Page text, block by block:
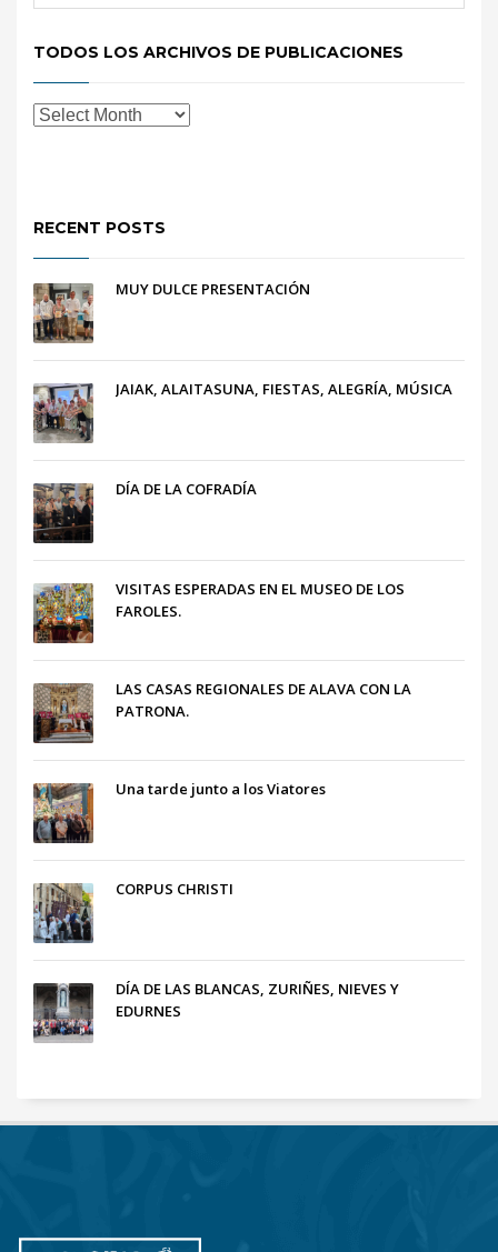
TODOS LOS ARCHIVOS DE PUBLICACIONES
RECENT POSTS
MUY DULCE PRESENTACIÓN
JAIAK, ALAITASUNA, FIESTAS, ALEGRÍA, MÚSICA
DÍA DE LA COFRADÍA
VISITAS ESPERADAS EN EL MUSEO DE LOS
FAROLES.
LAS CASAS REGIONALES DE ALAVA CON LA
PATRONA.
Una tarde junto a los Viatores
CORPUS CHRISTI
DÍA DE LAS BLANCAS, ZURIÑES, NIEVES Y
EDURNES